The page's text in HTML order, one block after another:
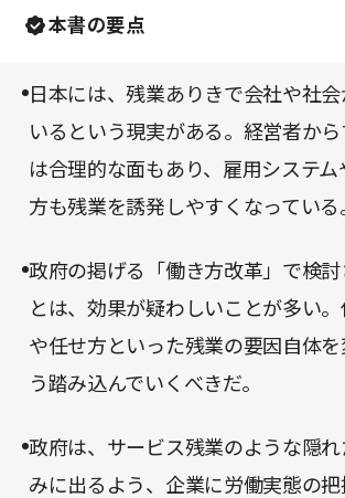
性」や、「日本社会が残業ありきで
な社会には断固としてNOをつきつ
現状にどう立ち向かえるのか、政府
されている「働き方改革」は有効な
る。
本書の要点
日本には、残業ありきで会社や社
いるという現実がある。経営者か
は合理的な面もあり、雇用システ
方も残業を誘発しやすくなっている
政府の掲げる「働き方改革」で検討
とは、効果が疑わしいことが多い
や任せ方といった残業の要因自体を
う踏み込んでいくべきだ。
政府は、サービス残業のような隠れ
みに出るよう、企業に労働実態の